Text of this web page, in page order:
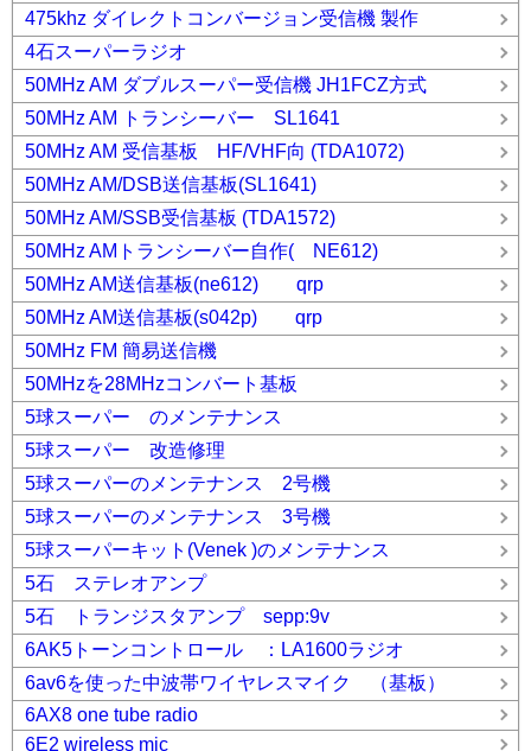
475khz ダイレクトコンバージョン受信機 製作
4石スーパーラジオ
50MHz AM ダブルスーパー受信機 JH1FCZ方式
50MHz AM トランシーバー SL1641
50MHz AM 受信基板 HF/VHF向 (TDA1072)
50MHz AM/DSB送信基板(SL1641)
50MHz AM/SSB受信基板 (TDA1572)
50MHz AMトランシーバー自作( NE612)
50MHz AM送信基板(ne612) qrp
50MHz AM送信基板(s042p) qrp
50MHz FM 簡易送信機
50MHzを28MHzコンバート基板
5球スーパー のメンテナンス
5球スーパー 改造修理
5球スーパーのメンテナンス 2号機
5球スーパーのメンテナンス 3号機
5球スーパーキット(Venek )のメンテナンス
5石 ステレオアンプ
5石 トランジスタアンプ sepp:9v
6AK5トーンコントロール ：LA1600ラジオ
6av6を使った中波帯ワイヤレスマイク （基板）
6AX8 one tube radio
6E2 wireless mic